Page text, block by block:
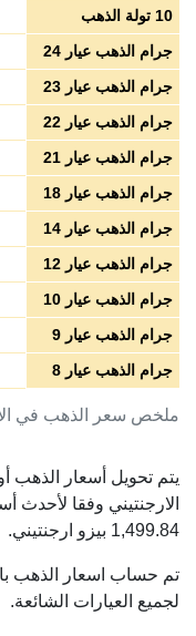
ملخص سعر الذهب في
10 تولة الذهب
جرام الذهب عيار 24
جرام الذهب عيار 23
جرام الذهب عيار 22
جرام الذهب عيار 21
جرام الذهب عيار 18
جرام الذهب عيار 14
جرام الذهب عيار 12
جرام الذهب عيار 10
جرام الذهب عيار 9
جرام الذهب عيار 8
يتم تحويل أسعار الذهب
الارجنتيني وفقا لأحدث أسعار
1,499.84 بيزو ارجنتيني.
تم حساب اسعار الذهب
لجميع العيارات الشائعة.